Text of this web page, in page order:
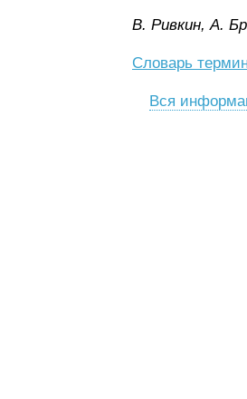
B. Pивкин, A.
Словарь
Вся